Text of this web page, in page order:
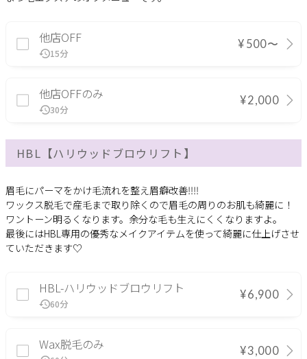
他店OFF
15分
¥500〜
他店OFFのみ
30分
¥2,000
HBL【ハリウッドブロウリフト】
眉毛にパーマをかけ毛流れを整え眉癖改善‼︎‼︎
ワックス脱毛で産毛まで取り除くので眉毛の周りのお肌も綺麗に！
ワントーン明るくなります。余分な毛も生えにくくなりますよ。
最後にはHBL専用の優秀なメイクアイテムを使って綺麗に仕上げさせ
ていただきます♡
HBL-ハリウッドブロウリフト
60分
¥6,900
Wax脱毛のみ ¥3,000